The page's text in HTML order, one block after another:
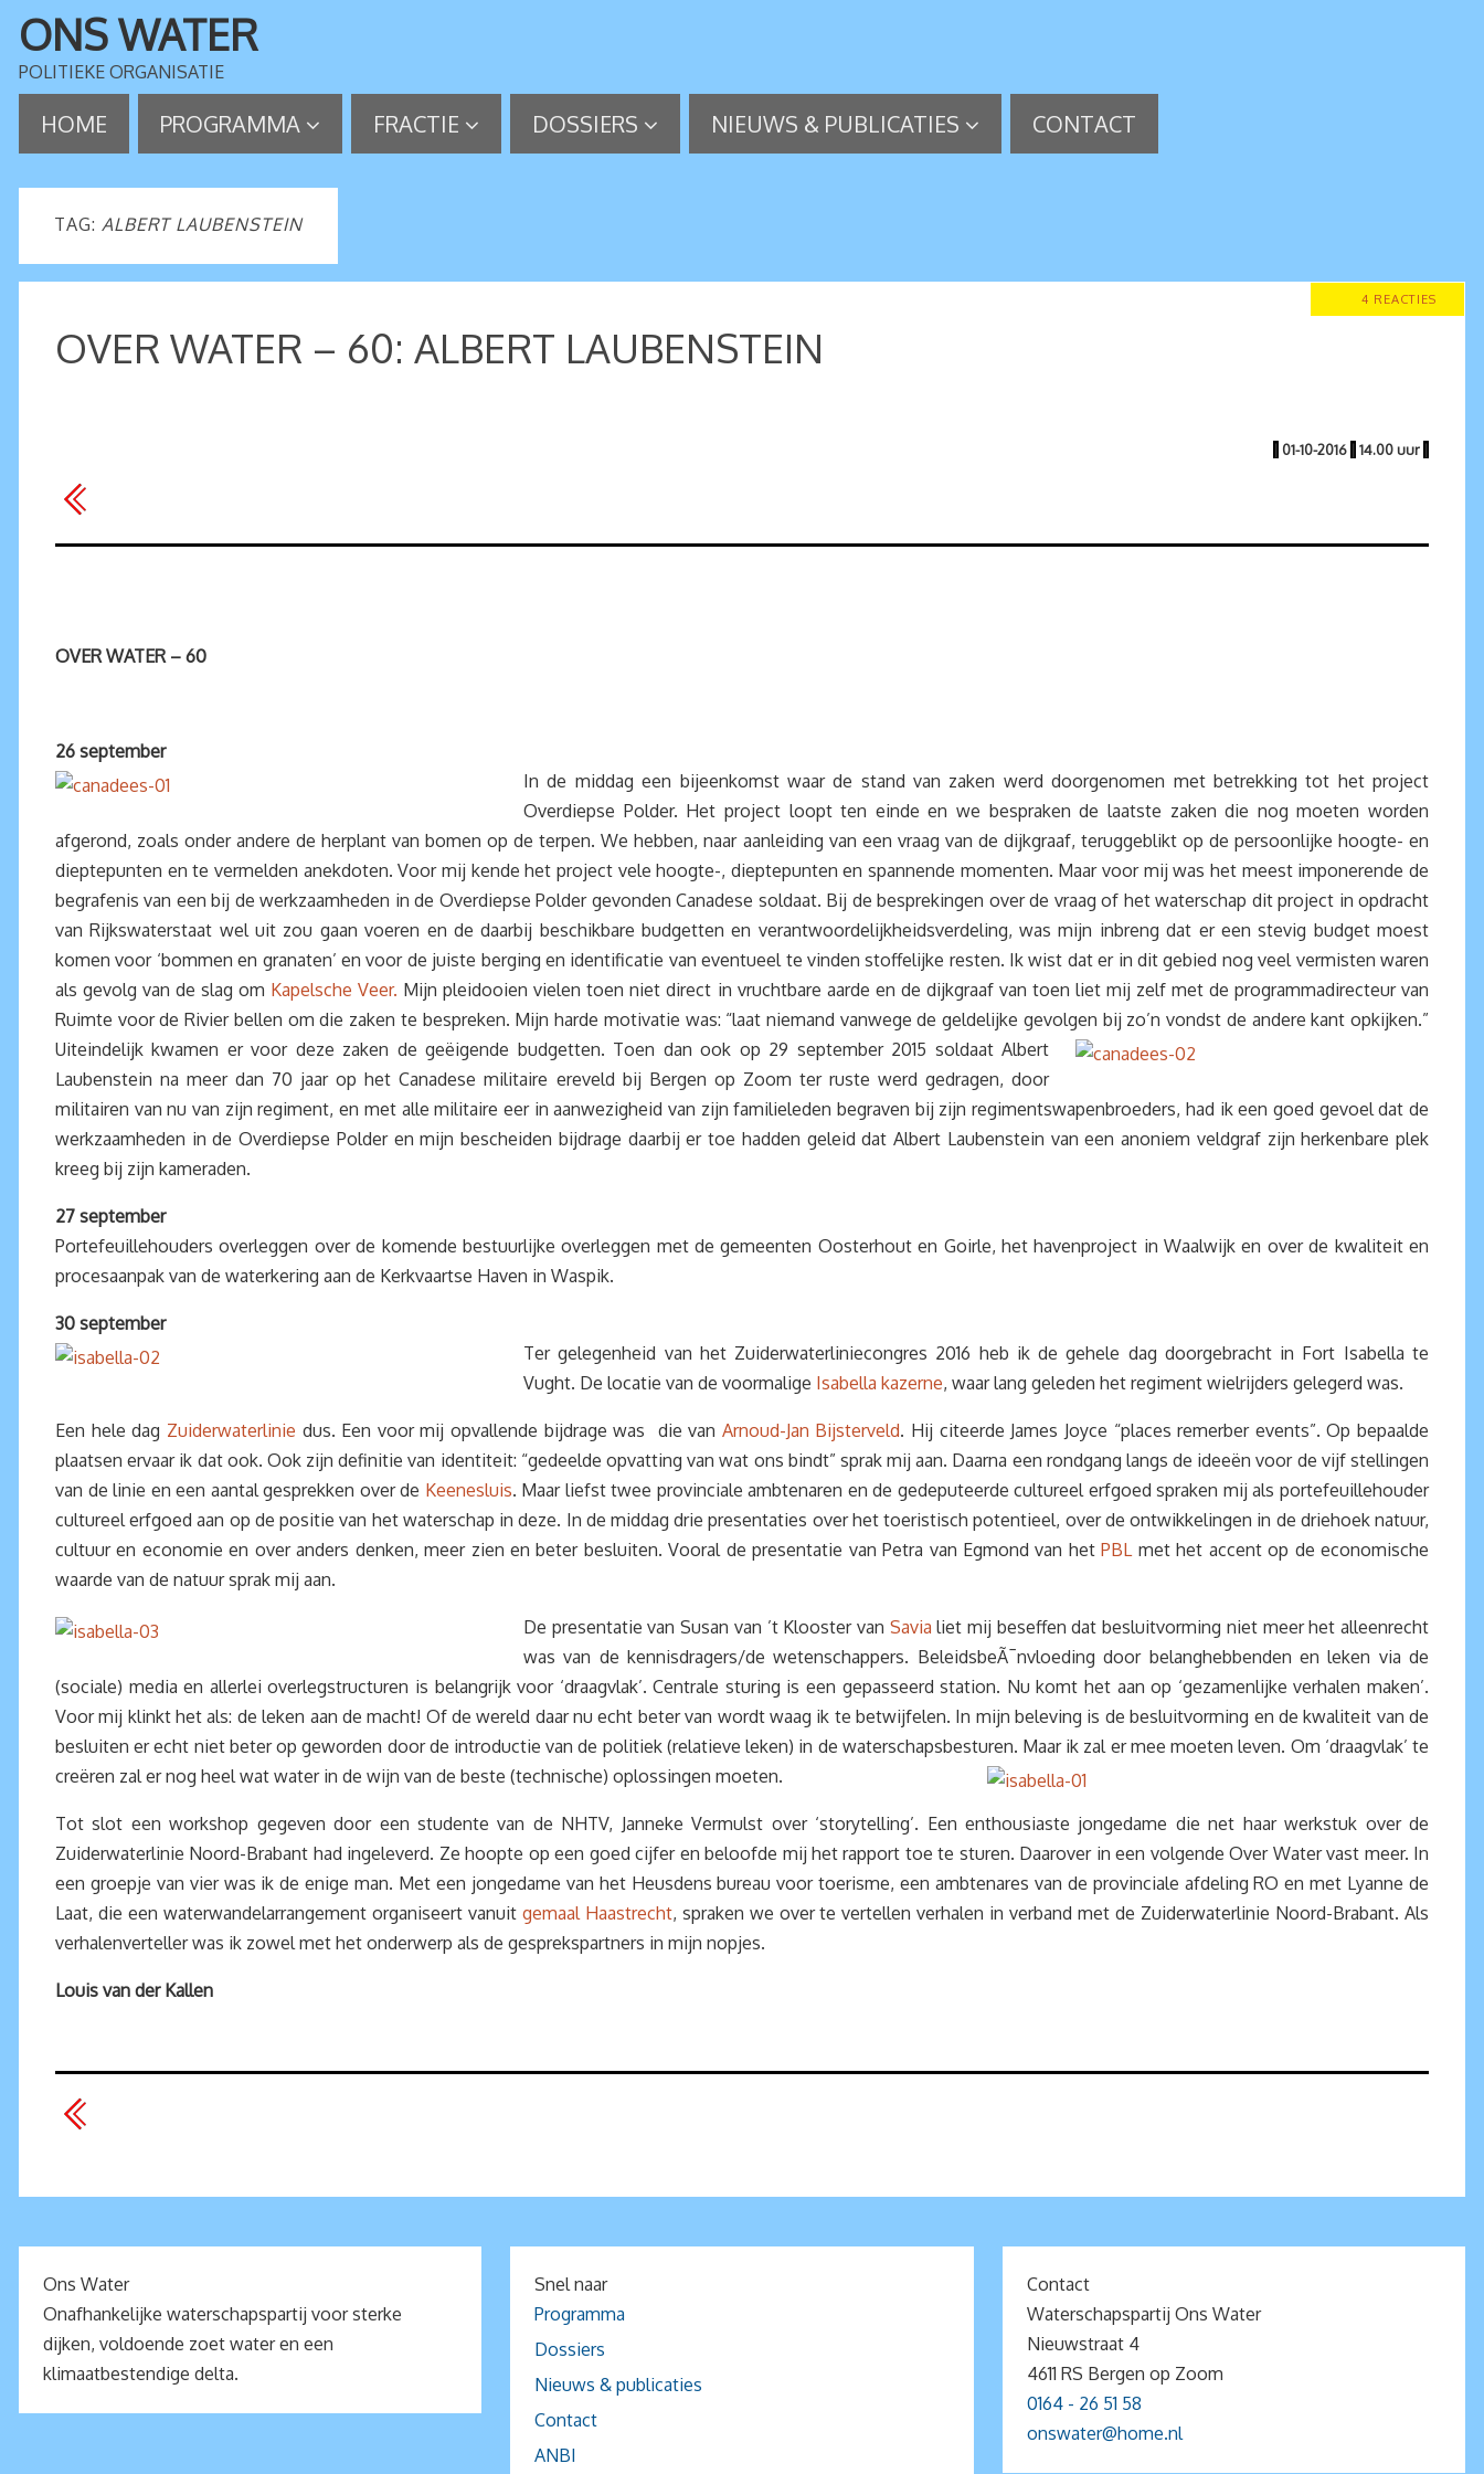
ONS WATER
POLITIEKE ORGANISATIE
HOME PROGRAMMA FRACTIE DOSSIERS NIEUWS & PUBLICATIES CONTACT
TAG: ALBERT LAUBENSTEIN
4 REACTIES
OVER WATER – 60: ALBERT LAUBENSTEIN
| 01-10-2016 | 14.00 uur |
OVER WATER – 60
26 september
In de middag een bijeenkomst waar de stand van zaken werd doorgenomen met betrekking tot het project
Overdiepse Polder. Het project loopt ten einde en we bespraken de laatste zaken die nog moeten worden
afgerond, zoals onder andere de herplant van bomen op de terpen. We hebben, naar aanleiding van een vraag van de dijkgraaf, teruggeblikt op de persoonlijke hoogte- en
dieptepunten en te vermelden anekdoten. Voor mij kende het project vele hoogte-, dieptepunten en spannende momenten. Maar voor mij was het meest imponerende de
begrafenis van een bij de werkzaamheden in de Overdiepse Polder gevonden Canadese soldaat. Bij de besprekingen over de vraag of het waterschap dit project in opdracht
van Rijkswaterstaat wel uit zou gaan voeren en de daarbij beschikbare budgetten en verantwoordelijkheidsverdeling, was mijn inbreng dat er een stevig budget moest
komen voor ‘bommen en granaten’ en voor de juiste berging en identificatie van eventueel te vinden stoffelijke resten. Ik wist dat er in dit gebied nog veel vermisten waren
als gevolg van de slag om Kapelsche Veer. Mijn pleidooien vielen toen niet direct in vruchtbare aarde en de dijkgraaf van toen liet mij zelf met de programmadirecteur van
Ruimte voor de Rivier bellen om die zaken te bespreken. Mijn harde motivatie was: “laat niemand vanwege de geldelijke gevolgen bij zo’n vondst de andere kant opkijken.”
Uiteindelijk kwamen er voor deze zaken de geëigende budgetten. Toen dan ook op 29 september 2015 soldaat Albert
Laubenstein na meer dan 70 jaar op het Canadese militaire ereveld bij Bergen op Zoom ter ruste werd gedragen, door
militairen van nu van zijn regiment, en met alle militaire eer in aanwezigheid van zijn familieleden begraven bij zijn regimentswapenbroeders, had ik een goed gevoel dat de
werkzaamheden in de Overdiepse Polder en mijn bescheiden bijdrage daarbij er toe hadden geleid dat Albert Laubenstein van een anoniem veldgraf zijn herkenbare plek
kreeg bij zijn kameraden.
27 september
Portefeuillehouders overleggen over de komende bestuurlijke overleggen met de gemeenten Oosterhout en Goirle, het havenproject in Waalwijk en over de kwaliteit en
procesaanpak van de waterkering aan de Kerkvaartse Haven in Waspik.
30 september
Ter gelegenheid van het Zuiderwaterliniecongres 2016 heb ik de gehele dag doorgebracht in Fort Isabella te
Vught. De locatie van de voormalige Isabella kazerne, waar lang geleden het regiment wielrijders gelegerd was.
Een hele dag Zuiderwaterlinie dus. Een voor mij opvallende bijdrage was die van Arnoud-Jan Bijsterveld. Hij citeerde James Joyce “places remerber events”. Op bepaalde
plaatsen ervaar ik dat ook. Ook zijn definitie van identiteit: “gedeelde opvatting van wat ons bindt” sprak mij aan. Daarna een rondgang langs de ideeën voor de vijf stellingen
van de linie en een aantal gesprekken over de Keenesluis. Maar liefst twee provinciale ambtenaren en de gedeputeerde cultureel erfgoed spraken mij als portefeuillehouder
cultureel erfgoed aan op de positie van het waterschap in deze. In de middag drie presentaties over het toeristisch potentieel, over de ontwikkelingen in de driehoek natuur,
cultuur en economie en over anders denken, meer zien en beter besluiten. Vooral de presentatie van Petra van Egmond van hetPBLmet het accent op de economische
waarde van de natuur sprak mij aan.
De presentatie van Susan van ’t Klooster van Savia liet mij beseffen dat besluitvorming niet meer het alleenrecht
was van de kennisdragers/de wetenschappers. BeleidsbeÃ¯nvloeding door belanghebbenden en leken via de
(sociale) media en allerlei overlegstructuren is belangrijk voor ‘draagvlak’. Centrale sturing is een gepasseerd station. Nu komt het aan op ‘gezamenlijke verhalen maken’.
Voor mij klinkt het als: de leken aan de macht! Of de wereld daar nu echt beter van wordt waag ik te betwijfelen. In mijn beleving is de besluitvorming en de kwaliteit van de
besluiten er echt niet beter op geworden door de introductie van de politiek (relatieve leken) in de waterschapsbesturen. Maar ik zal er mee moeten leven. Om ‘draagvlak’ te
creëren zal er nog heel wat water in de wijn van de beste (technische) oplossingen moeten.
Tot slot een workshop gegeven door een studente van de NHTV, Janneke Vermulst over ‘storytelling’. Een enthousiaste jongedame die net haar werkstuk over de
Zuiderwaterlinie Noord-Brabant had ingeleverd. Ze hoopte op een goed cijfer en beloofde mij het rapport toe te sturen. Daarover in een volgende Over Water vast meer. In
een groepje van vier was ik de enige man. Met een jongedame van het Heusdens bureau voor toerisme, een ambtenares van de provinciale afdeling RO en met Lyanne de
Laat, die een waterwandelarrangement organiseert vanuit gemaal Haastrecht, spraken we over te vertellen verhalen in verband met de Zuiderwaterlinie Noord-Brabant. Als
verhalenverteller was ik zowel met het onderwerp als de gesprekspartners in mijn nopjes.
Louis van der Kallen
Ons Water
Onafhankelijke waterschapspartij voor sterke
dijken, voldoende zoet water en een
klimaatbestendige delta.
Snel naar
Programma
Dossiers
Nieuws & publicaties
Contact
ANBI
Contact
Waterschapspartij Ons Water
Nieuwstraat 4
4611 RS Bergen op Zoom
0164 - 26 51 58
onswater@home.nl